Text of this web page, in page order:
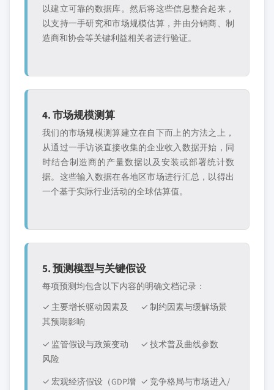
以建立可靠的数据库。然后将这些信息整合起来，
以支持一手研究和市场规模估算，并由分销商、制
造商和协会等关键利益相关者进行验证。
4. 市场规模测算
我们的市场规模测算建立在自下而上的方法之上，
从通过一手访谈直接收集的企业收入数据开始，同
时结合制造商的产量数据以及安装或部署统计数
据。这些输入数据在各地区市场进行汇总，以得出
一个基于实际行业活动的全球估算值。
5. 预测模型与关键假设
每项预测均包含以下内容的明确文档记录：
✓ 主要增长驱动因素及
其预期影响
✓ 制约因素与缓解场景
✓ 监管假设与政策变动
风险
✓ 技术普及曲线参数
✓ 宏观经济假设（GDP增 ✓ 竞争格局与市场进入/